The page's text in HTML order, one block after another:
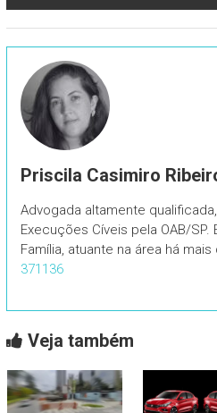
Priscila Casimiro
Advogada altamente
Execuções Cíveis pela OAB/
Família, atuante na área há mais
371136
Veja também